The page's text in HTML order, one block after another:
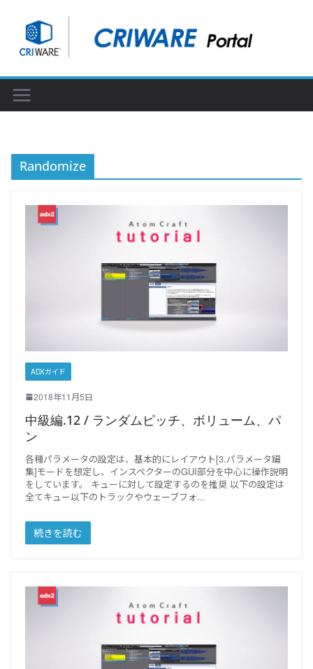
Randomize
ADXガイド
2018年11月5日
中級編.12 / ランダムピッチ、ボリューム、パ
ン
各種パラメータの設定は、基本的にレイアウト[3.パラメータ編
集]モードを想定し、インスペクターのGUI部分を中心に操作説明
をしています。 キューに対して設定するのを推奨 以下の設定は
全てキュー以下のトラックやウェーブフォ
続きを読む